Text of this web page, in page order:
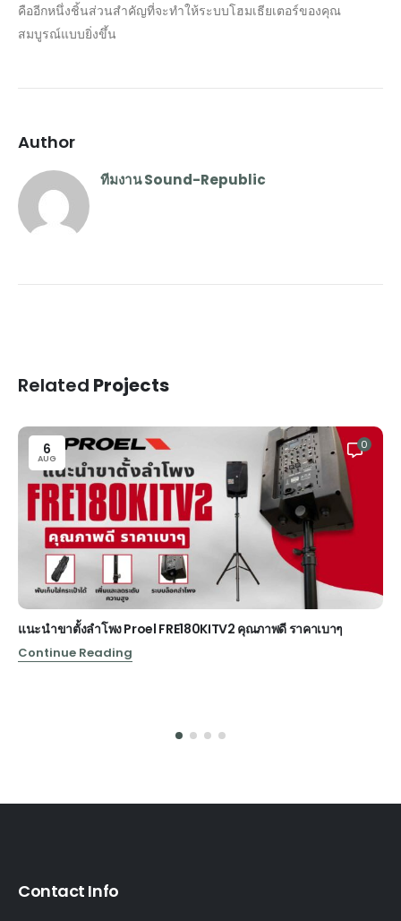
คืออีกหนึ่งชิ้นส่วนสำคัญที่จะทำให้ระบบโฮมเธียเตอร์ของคุณ
สมบูรณ์แบบยิ่งขึ้น
Author
ทีมงาน Sound-Republic
Related Projects
6
AUG
0
แนะนำขาตั้งลำโพง Proel FRE180KITV2 คุณภาพดี ราคาเบาๆ
Continue Reading
Contact Info